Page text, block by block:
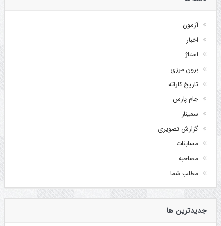
آزمون
اخبار
استاژ
برون مرزی
تاریخ کاراته
جام پارس
سمینار
گزارش تصویری
مسابقات
مصاحبه
مطلب شما
جدیدترین ها